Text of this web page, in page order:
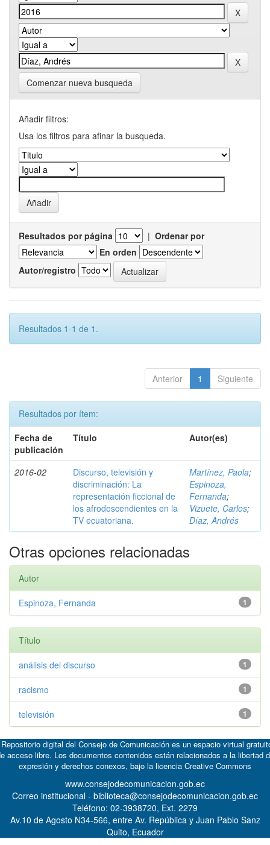
Comenzar nueva busqueda
Añadir filtros:
Usa los filtros para afinar la busqueda.
Resultados por página | Ordenar por
En orden
Autor/registro
Resultados 1-1 de 1.
Anterior 1 Siguiente
Resultados por ítem:
Fecha de
publicación
Título Autor(es)
2016-02
Discurso, televisión y
discriminación: La
representación ficcional de
los afrodescendientes en la
TV ecuatoriana.
Martínez, Paola;
Espinoza,
Fernanda;
Vizuete, Carlos;
Díaz, Andrés
Otras opciones relacionadas
Autor
1
Espinoza, Fernanda
Título
1
análisis del discurso
1
racismo
1
televisión
digital del Consejo de Comunicación es un espacio virtual
acceso libre. Los documentos contenidos están relacionados a la libertad
expresión y derechos conexos, bajo la licencia Creative Commons
www.consejodecomunicacion.gob.ec
Correo institucional - biblioteca@consejodecomunicacion.gob.ec
Teléfono: 02-3938720, Ext. 2279
Av.10 de Agosto N34-566, entre Av. República y Juan Pablo Sanz
Quito, Ecuador